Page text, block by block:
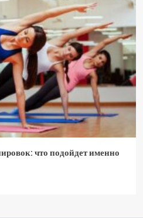
что подойдет именно